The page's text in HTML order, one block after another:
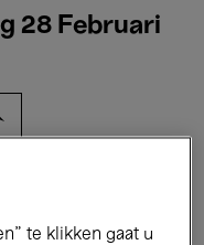
28 Februari
te klikken gaat u